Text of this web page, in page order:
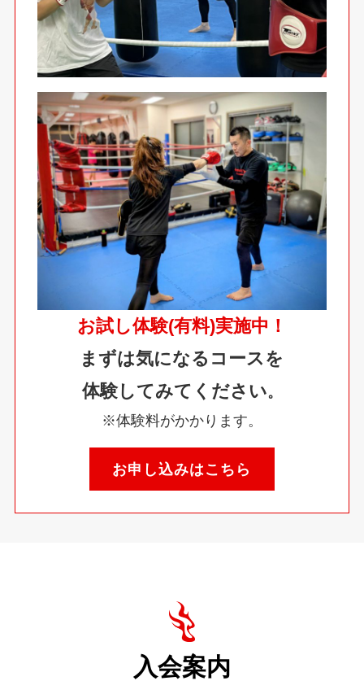
お試し体験(有料)実施中！
まずは気になるコースを
体験してみてください。
※体験料がかかります。
お申し込みはこちら
入会案内